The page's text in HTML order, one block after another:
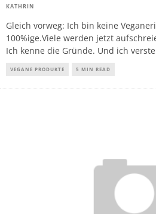
KATHRIN
Gleich vorweg: Ich bin keine
100%ige.Viele werden jetzt
Ich kenne die Gründe. Und ich
VEGANE PRODUKTE 5 MIN READ